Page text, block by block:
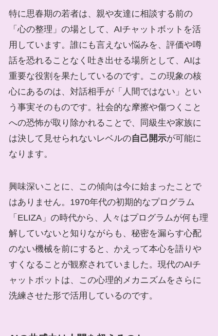
特に思春期の若者は、親や友達に相談する前の
「心の整理」の場として、AIチャットボットを活
用しています。誰にも言えない悩みを、評価や噂
話を恐れることなく吐き出せる場所として、AIは
重要な役割を果たしているのです。この現象の核
心にあるのは、対話相手が「人間ではない」とい
う事実そのものです。社会的な摩擦や傷つくこと
への恐怖が取り除かれることで、同級生や家族に
は決して見せられないレベルの自己開示が可能に
なります。
興味深いことに、この傾向は今に始まったことで
はありません。1970年代の初期的なプログラム
「ELIZA」の時代から、人々はプログラムが何も理
解していないと知りながらも、秘密を漏らす心配
のない機械を前にすると、かえって本心を語りや
すくなることが観察されていました。現代のAIチ
ャットボットは、この心理的メカニズムをさらに
洗練させた形で活用しているのです。